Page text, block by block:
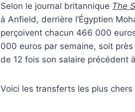
Selon le journal britannique The
à Anfield, derrière l’Égyptien
perçoivent chacun 466 000
000 euros par semaine, soit
de 12 fois son salaire précédent
Voici les transferts les plus chers